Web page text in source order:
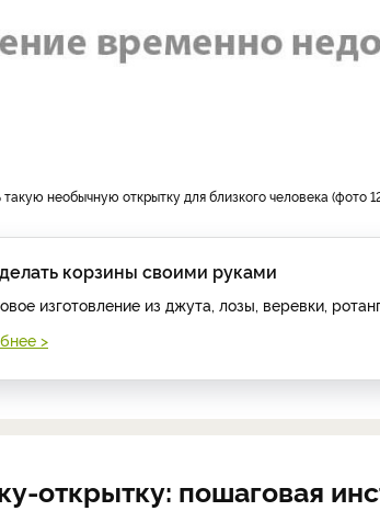
необычную открытку для близкого человека (фото
корзины своими руками
изготовление из джута, лозы, веревки,
>
открытку: пошаговая